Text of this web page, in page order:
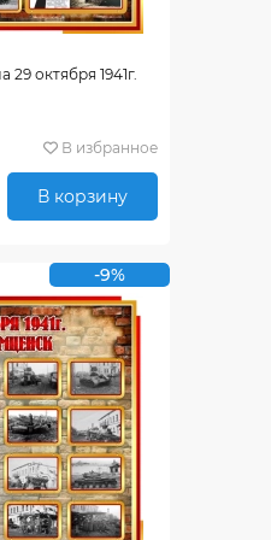
октября 1941г.
В избранное
В корзину
-9%